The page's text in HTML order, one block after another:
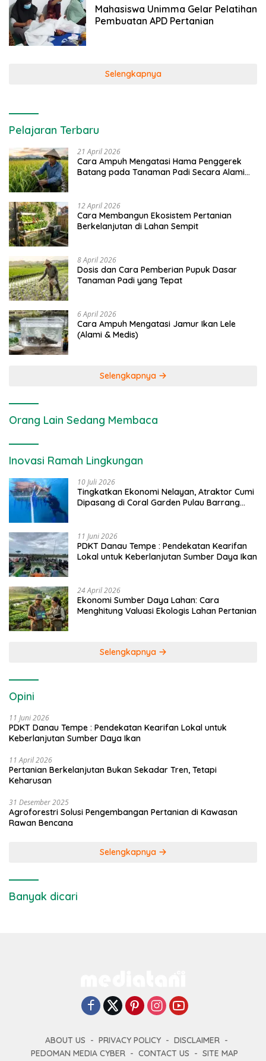
Mahasiswa Unimma Gelar Pelatihan
Pembuatan APD Pertanian
Selengkapnya
Pelajaran Terbaru
21 April 2026
Cara Ampuh Mengatasi Hama Penggerek
Batang pada Tanaman Padi Secara Alami
12 April 2026
Cara Membangun Ekosistem Pertanian
Berkelanjutan di Lahan Sempit
8 April 2026
Dosis dan Cara Pemberian Pupuk Dasar
Tanaman Padi yang Tepat
6 April 2026
Cara Ampuh Mengatasi Jamur Ikan Lele
(Alami & Medis)
Selengkapnya
Orang Lain Sedang Membaca
Inovasi Ramah Lingkungan
10 Juli 2026
Tingkatkan Ekonomi Nelayan, Atraktor Cumi
Dipasang di Coral Garden Pulau Barrang
11 Juni 2026
PDKT Danau Tempe : Pendekatan Kearifan
Lokal untuk Keberlanjutan Sumber Daya Ikan
24 April 2026
Ekonomi Sumber Daya Lahan: Cara
Menghitung Valuasi Ekologis Lahan Pertanian
Selengkapnya
Opini
11 Juni 2026
PDKT Danau Tempe : Pendekatan Kearifan Lokal untuk
Keberlanjutan Sumber Daya Ikan
11 April 2026
Pertanian Berkelanjutan Bukan Sekadar Tren, Tetapi
Keharusan
31 Desember 2025
Agroforestri Solusi Pengembangan Pertanian di Kawasan
Rawan Bencana
Selengkapnya
Banyak dicari
ABOUT US PRIVACY POLICY
DISCLAIMER
PEDOMAN MEDIA CYBER
CONTACT US SITE MAP